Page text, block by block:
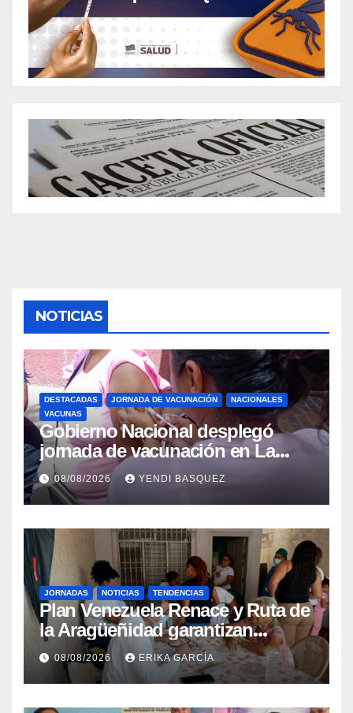
NOTICIAS
DESTACADAS JORNADA DE VACUNACIÓN
NACIONALES
VACUNAS
Gobierno Nacional desplegó
jornada de vacunación en La
Guaira para garantizar protección
epidemiológica
08/08/2026 YENDI BASQUEZ
JORNADAS NOTICIAS TENDENCIAS
Plan Venezuela Renace y Ruta de
la Aragüeñidad garantizan
atención médica integral en
Aragua
08/08/2026 ERIKA GARCÍA